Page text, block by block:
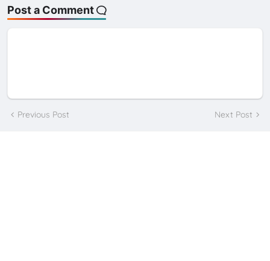
Post a Comment
Previous Post Next Post